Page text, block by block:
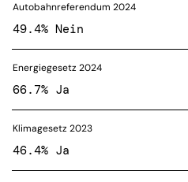
Autobahnreferendum 2024
49.4% Nein
Energiegesetz 2024
66.7% Ja
Klimagesetz 2023
46.4% Ja